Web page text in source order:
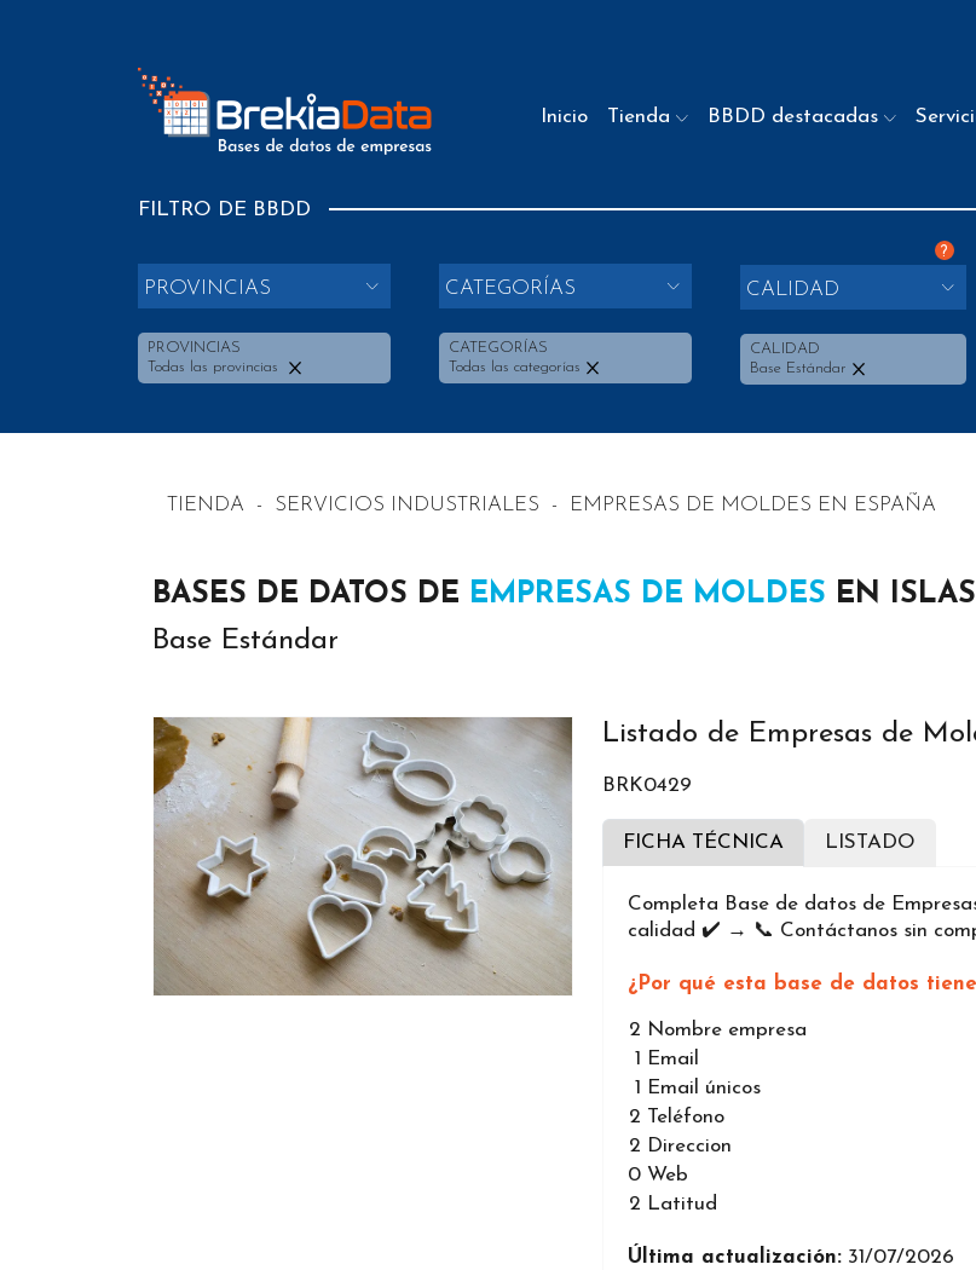
Inicio Tienda BBDD destacadas
FILTRO DE BBDD
PROVINCIAS
PROVINCIAS
Todas las provincias
CATEGORÍAS
CATEGORÍAS
Todas las categorías
?
CALIDAD
CALIDAD
Base Estándar
TIENDA - SERVICIOS INDUSTRIALES - EMPRESAS DE MOLDES EN ESPAÑA
BASES DE DATOS DE EMPRESAS DE MOLDES EN
Base Estándar
Listado de Empresas de
BRK0429
FICHA TÉCNICA LISTADO
Completa Base de datos de
calidad ✔️ → 📞 Contáctanos sin
¿Por qué esta base de datos
2 Nombre empresa
1
Email
1
Email únicos
2 Teléfono
2 Direccion
0 Web
2 Latitud
Última actualización: 31/07/2026